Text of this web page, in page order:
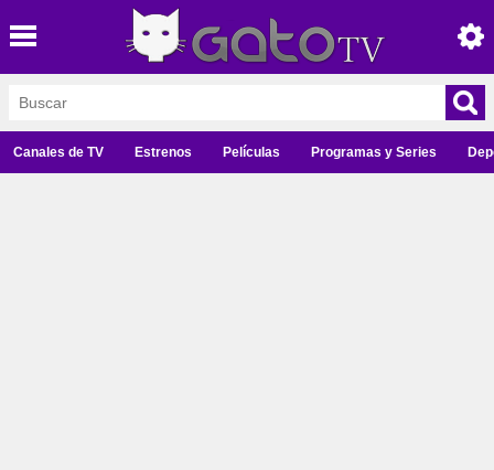
Canales de TV Estrenos Películas Programas y Series